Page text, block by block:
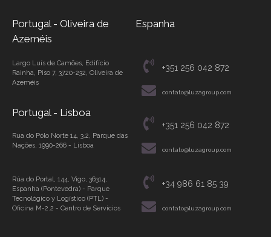
Portugal - Oliveira de
Azeméis
Espanha
Largo Luís de Camões, Edifício
Rainha, Piso 7, 3720-232, Oliveira de
Azeméis
Portugal - Lisboa
Rua do Pólo Norte 14, 3.2, Parque das
Nações, 1990-266 - Lisboa
+351 256 042 872
contato@luzagroup.com
+351 256 042 872
contato@luzagroup.com
Rúa do Portal, 144, Vigo, 36314,
Espanha (Pontevedra) - Parque
Tecnológico y Logístico (PTL) -
Oficina M-2.2 - Centro de Servicios
+34 986 61 85 39
contato@luzagroup.com